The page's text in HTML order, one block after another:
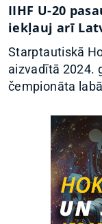
IIHF U-20
iekļauj arī
Starptautiskā
aizvadītā 2024.
čempionāta